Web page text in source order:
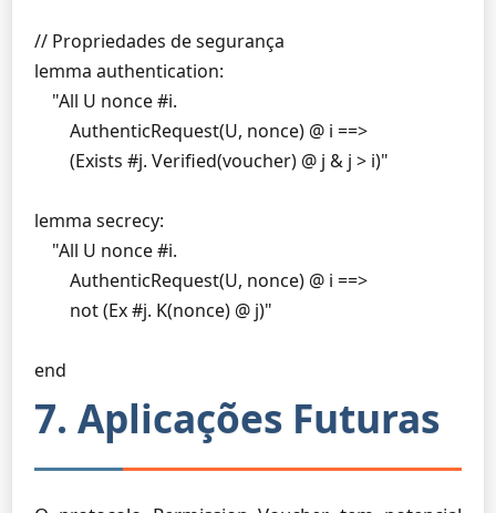
// Propriedades de segurança
lemma authentication:
    "All U nonce #i.
        AuthenticRequest(U, nonce) @ i ==>
        (Exists #j. Verified(voucher) @ j & j > i)"
lemma secrecy:
    "All U nonce #i.
        AuthenticRequest(U, nonce) @ i ==>
        not (Ex #j. K(nonce) @ j)"
end
7. Aplicações Futuras